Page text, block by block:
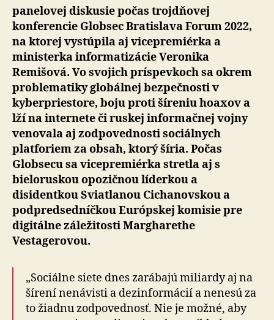
šíria
panelovej diskusie počas trojdňovej
konferencie Globsec Bratislava Forum 2022,
na ktorej vystúpila aj vicepremiérka a
ministerka informatizácie Veronika
Remišová. Vo svojich príspevkoch sa okrem
problematiky globálnej bezpečnosti v
kyberpriestore, boju proti šíreniu hoaxov a
lží na internete či ruskej informačnej vojny
venovala aj zodpovednosti sociálnych
platforiem za obsah, ktorý šíria. Počas
Globsecu sa vicepremiérka stretla aj s
bieloruskou opozičnou líderkou a
disidentkou Sviatlanou Cichanovskou a
podpredsedníčkou Európskej komisie pre
digitálne záležitosti Margharethe
Vestagerovou.
„Sociálne siete dnes zarábajú miliardy aj na
šírení nenávisti a dezinformácií a nenesú za
to žiadnu zodpovednosť. Nie je možné, aby